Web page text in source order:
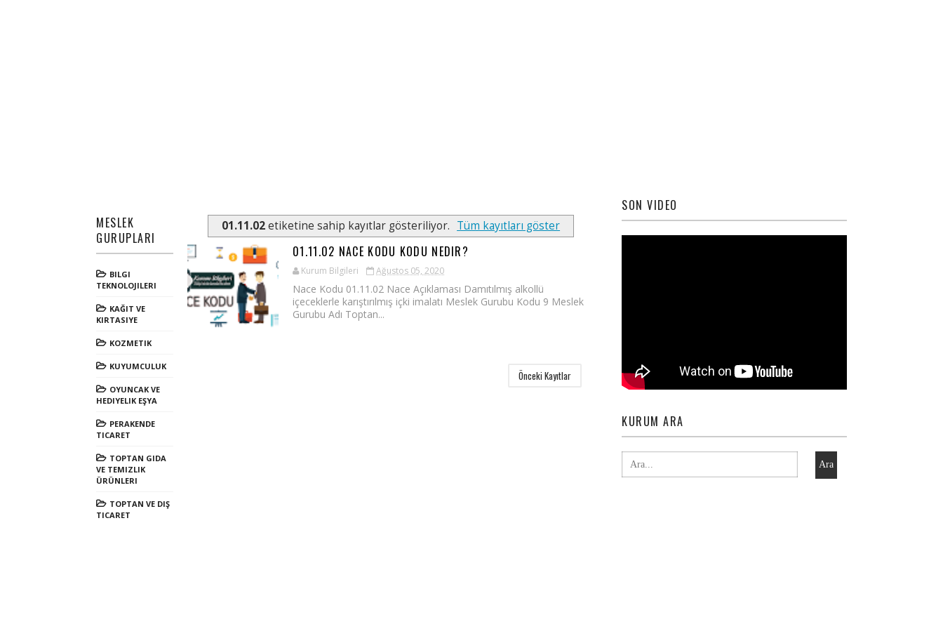
MESLEK
GURUPLARI
BILGI
TEKNOLOJILERI
KAĞIT VE
KIRTASIYE
KOZMETIK
KUYUMCULUK
OYUNCAK VE
HEDIYELIK EŞYA
PERAKENDE
TICARET
TOPTAN GIDA
VE TEMIZLIK
ÜRÜNLERI
TOPTAN VE DIŞ
TICARET
01.11.02etiketine sahip kayıtlar gösteriliyor. Tüm kayıtları göster
01.11.02 NACE KODU KODU NEDIR?
Kurum Bilgileri Ağustos 05, 2020
Nace Kodu 01.11.02 Nace Açıklaması Damıtılmış alkollü
içeceklerle karıştırılmış içki imalatı Meslek Gurubu Kodu 9 Meslek
Gurubu Adı Toptan...
Önceki Kayıtlar
SON VIDEO
KURUM ARA
Ara